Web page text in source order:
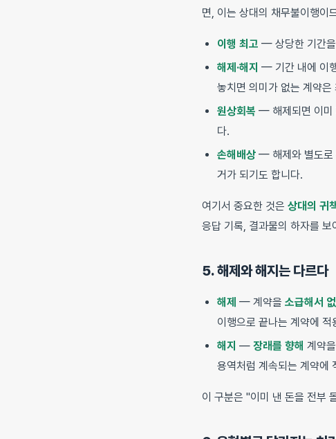
면, 이는 상대의 채무불이행이
이행 최고 — 상당한 기간을
해제·해지 — 기간 내에 이
놓치면 의미가 없는 계약
원상회복 — 해제되면 이미
다.
손해배상 — 해제와 별도로
거가 되기도 합니다.
여기서 중요한 것은 상대의 귀
응답 기록, 결과물의 하자를
5. 해제와 해지는 다르다
해제 — 계약을 소급해서
이행으로 끝나는 계약에 적
해지 — 장래를 향해 계약
용역처럼 계속되는 계약에
이 구분은 "이미 낸 돈을 전부